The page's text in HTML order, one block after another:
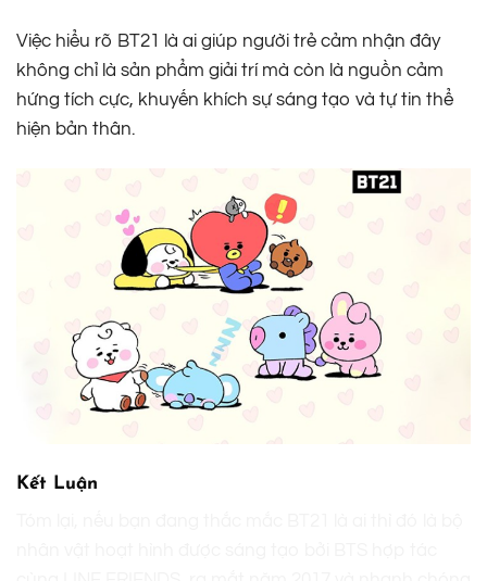
Việc hiểu rõ BT21 là ai giúp người trẻ cảm nhận đây
không chỉ là sản phẩm giải trí mà còn là nguồn cảm
hứng tích cực, khuyến khích sự sáng tạo và tự tin thể
hiện bản thân.
Kết Luận